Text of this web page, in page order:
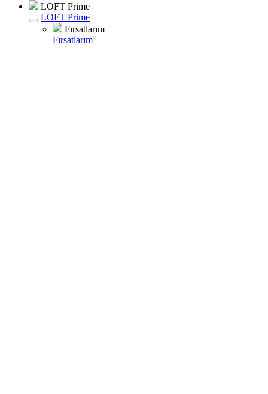
LOFT Prime
LOFT Prime
Fırsatlarım
Fırsatlarım